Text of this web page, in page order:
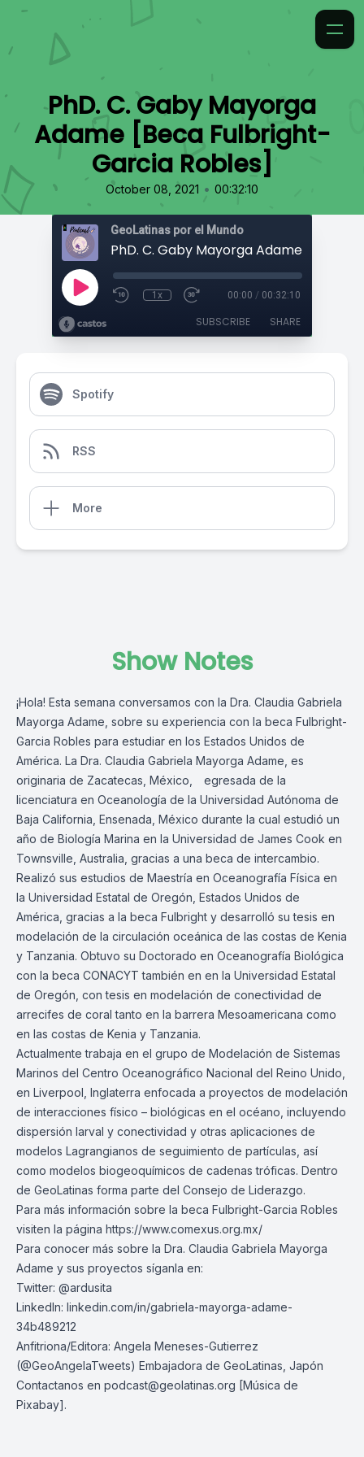
PhD. C. Gaby Mayorga
Adame [Beca Fulbright-
Garcia Robles]
October 08, 2021 • 00:32:10
GeoLatinas por el Mundo
1x 00:00 / 00:32:10
SUBSCRIBE SHARE
Spotify
RSS
More
Show Notes
¡Hola! Esta semana conversamos con la Dra. Claudia Gabriela
Mayorga Adame, sobre su experiencia con la beca Fulbright-
Garcia Robles para estudiar en los Estados Unidos de
América. La Dra. Claudia Gabriela Mayorga Adame, es
originaria de Zacatecas, México, egresada de la
licenciatura en Oceanología de la Universidad Autónoma de
Baja California, Ensenada, México durante la cual estudió un
año de Biología Marina en la Universidad de James Cook en
Townsville, Australia, gracias a una beca de intercambio.
Realizó sus estudios de Maestría en Oceanografía Física en
la Universidad Estatal de Oregón, Estados Unidos de
América, gracias a la beca Fulbright y desarrolló su tesis en
modelación de la circulación oceánica de las costas de Kenia
y Tanzania. Obtuvo su Doctorado en Oceanografía Biológica
con la beca CONACYT también en en la Universidad Estatal
de Oregón, con tesis en modelación de conectividad de
arrecifes de coral tanto en la barrera Mesoamericana como
en las costas de Kenia y Tanzania.
Actualmente trabaja en el grupo de Modelación de Sistemas
Marinos del Centro Oceanográfico Nacional del Reino Unido,
en Liverpool, Inglaterra enfocada a proyectos de modelación
de interacciones físico – biológicas en el océano, incluyendo
dispersión larval y conectividad y otras aplicaciones de
modelos Lagrangianos de seguimiento de partículas, así
como modelos biogeoquímicos de cadenas tróficas. Dentro
de GeoLatinas forma parte del Consejo de Liderazgo.
Para más información sobre la beca Fulbright-Garcia Robles
visiten la página https://www.comexus.org.mx/
Para conocer más sobre la Dra. Claudia Gabriela Mayorga
Adame y sus proyectos síganla en:
Twitter: @ardusita
LinkedIn: linkedin.com/in/gabriela-mayorga-adame-
34b489212
Anfitriona/Editora: Angela Meneses-Gutierrez
(@GeoAngelaTweets) Embajadora de GeoLatinas, Japón
Contactanos en podcast@geolatinas.org [Música de
Pixabay].